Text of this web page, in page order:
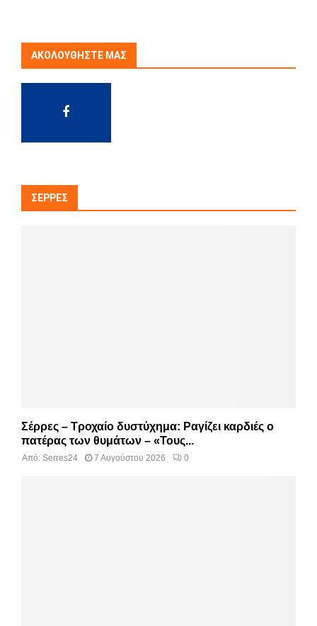
ΑΚΟΛΟΥΘΉΣΤΕ ΜΑΣ
ΣΈΡΡΕΣ
Σέρρες – Τροχαίο δυστύχημα: Ραγίζει καρδιές ο
πατέρας των θυμάτων – «Τους...
Από: Serres24 7 Αυγούστου 2026 0